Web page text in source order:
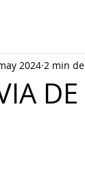
2024 2 min